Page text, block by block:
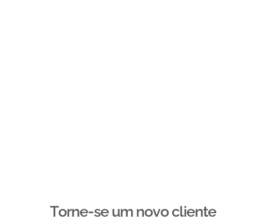
Тorne-se um novo cliente